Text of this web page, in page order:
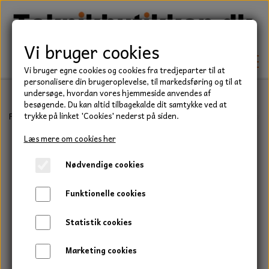
TEKNIK
KILEREMME
LEJER
PAKDÅSER
LÅSERINGE
BEFÆSTELSE
HAVE/PARK
UNIVERSALE REMME TIL PLÆNEKLIPPER OG
HAVETRAKTOR
TRAKTOR/ENTREPRENØR
Forside Befæstelse Bolte Stålsætbolt, Elgalvaniseret, Kvalitet
Vi bruger cookies
Vi bruger egne cookies og cookies fra tredjeparter til at
personalisere din brugeroplevelse, til markedsføring og til at
undersøge, hvordan vores hjemmeside anvendes af
besøgende. Du kan altid tilbagekalde dit samtykke ved at
trykke på linket 'Cookies' nederst på siden.
Læs mere om cookies her
Nødvendige cookies
Funktionelle cookies
Statistik cookies
Marketing cookies